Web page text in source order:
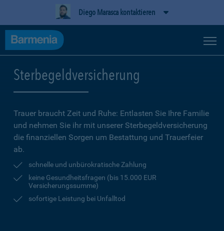
Diego Marasca kontaktieren
Sterbegeldversicherung
Trauer braucht Zeit und Ruhe: Entlasten Sie Ihre Familie
und nehmen Sie ihr mit unserer Sterbegeldversicherung
die finanziellen Sorgen um Bestattung und Trauerfeier
ab.
schnelle und unbürokratische Zahlung
keine Gesundheitsfragen (bis 15.000 EUR
Versicherungssumme)
sofortige Leistung bei Unfalltod